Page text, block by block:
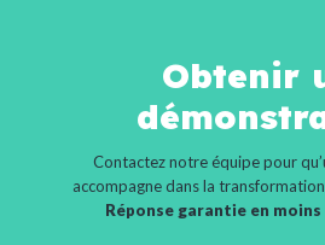
Obtenir
Contactez notre équipe pour
accompagne dans la
Réponse garantie en moins